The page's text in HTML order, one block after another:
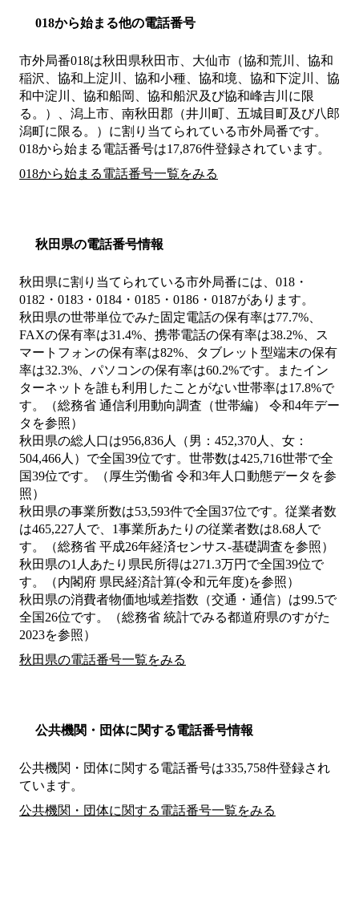
018から始まる他の電話番号
市外局番018は秋田県秋田市、大仙市（協和荒川、協和
稲沢、協和上淀川、協和小種、協和境、協和下淀川、協
和中淀川、協和船岡、協和船沢及び協和峰吉川に限
る。）、潟上市、南秋田郡（井川町、五城目町及び八郎
潟町に限る。） に割り当てられている市外局番です。
018から始まる電話番号は17,876件登録されています。
018から始まる電話番号一覧をみる
秋田県の電話番号情報
秋田県に割り当てられている市外局番には、018・
0182・0183・0184・0185・0186・0187があります。
秋田県の世帯単位でみた固定電話の保有率は77.7%、
FAXの保有率は31.4%、携帯電話の保有率は38.2%、ス
マートフォンの保有率は82%、タブレット型端末の保有
率は32.3%、パソコンの保有率は60.2%です。またイン
ターネットを誰も利用したことがない世帯率は17.8%で
す。（総務省 通信利用動向調査（世帯編） 令和4年デー
タを参照）
秋田県の総人口は956,836人（男：452,370人、女：
504,466人）で全国39位です。世帯数は425,716世帯で全
国39位です。（厚生労働省 令和3年人口動態データを参
照）
秋田県の事業所数は53,593件で全国37位です。従業者数
は465,227人で、1事業所あたりの従業者数は8.68人で
す。（総務省 平成26年経済センサス‐基礎調査を参照）
秋田県の1人あたり県民所得は271.3万円で全国39位で
す。（内閣府 県民経済計算(令和元年度)を参照）
秋田県の消費者物価地域差指数（交通・通信）は99.5で
全国26位です。（総務省 統計でみる都道府県のすがた
2023を参照）
秋田県の電話番号一覧をみる
公共機関・団体に関する電話番号情報
公共機関・団体に関する電話番号は335,758件登録され
ています。
公共機関・団体に関する電話番号一覧をみる